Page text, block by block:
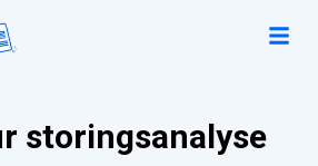
storingsanalyse